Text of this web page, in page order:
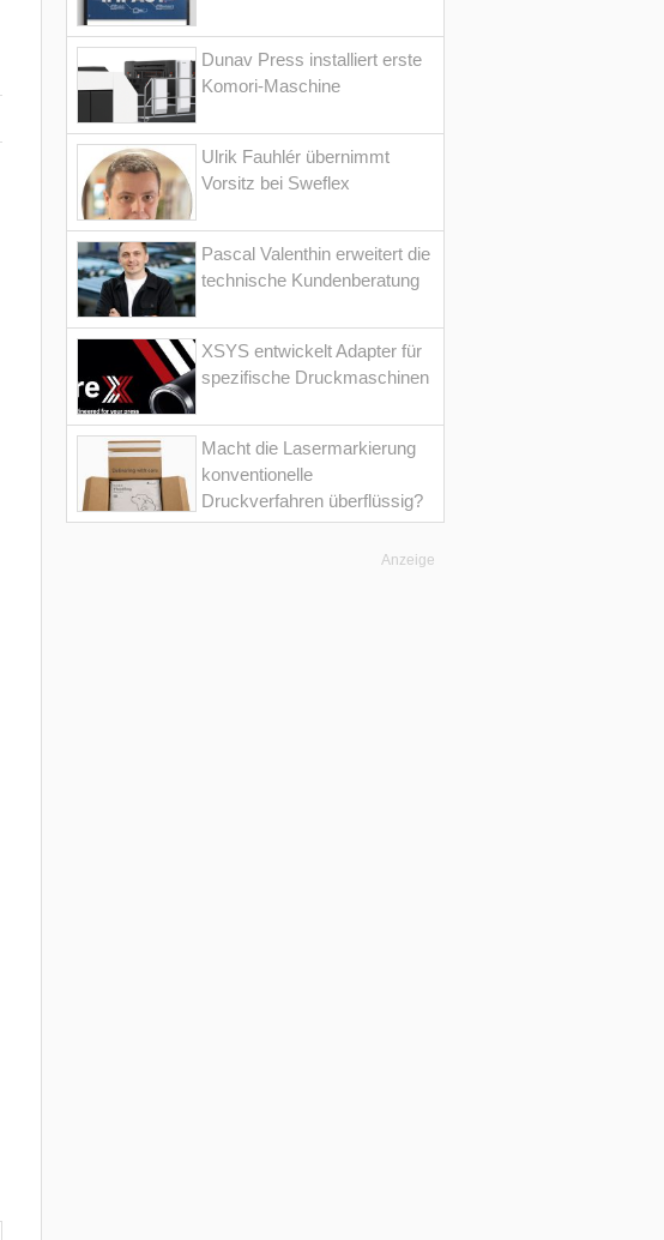
Dunav Press installiert erste
Komori-Maschine
Ulrik Fauhlér übernimmt
Vorsitz bei Sweflex
Pascal Valenthin erweitert die
technische Kundenberatung
XSYS entwickelt Adapter für
spezifische Druckmaschinen
Macht die Lasermarkierung
konventionelle
Druckverfahren überflüssig?
Anzeige